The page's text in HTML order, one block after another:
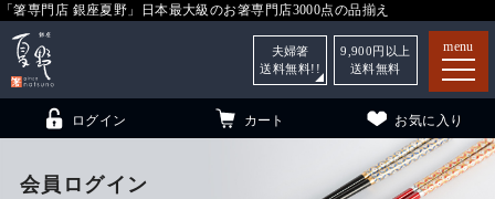
「箸専門店 銀座夏野」日本最大級のお箸専門店3000点の品揃え
menu
ログイン カート お気に入り
夫婦箸
送料無料!!
9,900 円以上
送料無料
会員ログイン